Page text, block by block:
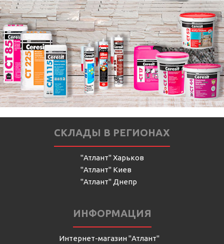
СКЛАДЫ В РЕГИОНАХ
"Атлант" Харьков
"Атлант" Киев
"Атлант" Днепр
ИНФОРМАЦИЯ
Интернет-магазин "Атлант"